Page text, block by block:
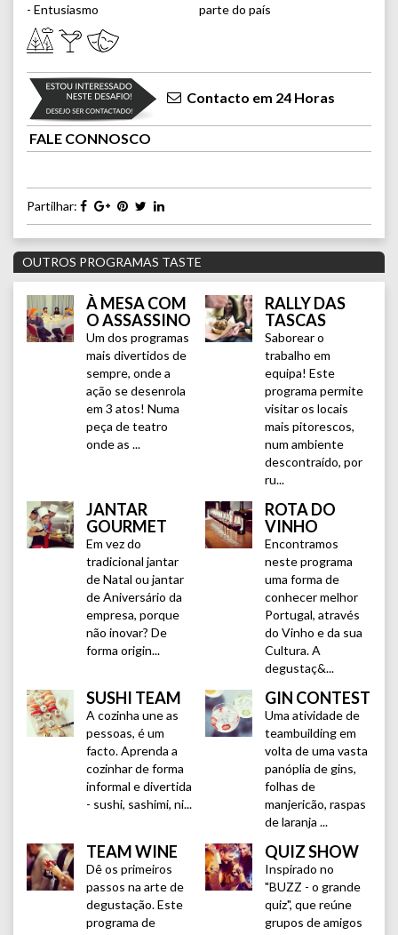
- Entusiasmo
parte do país
Contacto em 24 Horas
FALE CONNOSCO
Partilhar:
OUTROS PROGRAMAS TASTE
À MESA COM
O ASSASSINO
Um dos programas
mais divertidos de
sempre, onde a
ação se desenrola
em 3 atos! Numa
peça de teatro
onde as ...
RALLY DAS
TASCAS
Saborear o
trabalho em
equipa! Este
programa permite
visitar os locais
mais pitorescos,
num ambiente
descontraído, por
ru...
JANTAR
GOURMET
Em vez do
tradicional jantar
de Natal ou jantar
de Aniversário da
empresa, porque
não inovar? De
forma origin...
ROTA DO
VINHO
Encontramos
neste programa
uma forma de
conhecer melhor
Portugal, através
do Vinho e da sua
Cultura. A
degustaç&...
SUSHI TEAM
A cozinha une as
pessoas, é um
facto. Aprenda a
cozinhar de forma
informal e divertida
- sushi, sashimi, ni...
GIN CONTEST
Uma atividade de
teambuilding em
volta de uma vasta
panóplia de gins,
folhas de
manjericão, raspas
de laranja ...
TEAM WINE
Dê os primeiros
passos na arte de
degustação. Este
programa de
QUIZ SHOW
Inspirado no
"BUZZ - o grande
quiz", que reúne
grupos de amigos